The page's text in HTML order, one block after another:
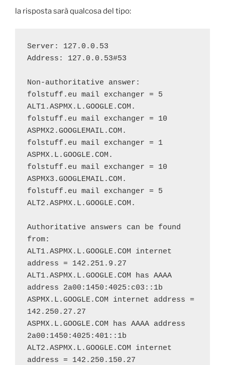
la risposta sarà qualcosa del tipo:
Server: 127.0.0.53
Address: 127.0.0.53#53
Non-authoritative answer:
folstuff.eu mail exchanger = 5
ALT1.ASPMX.L.GOOGLE.COM.
folstuff.eu mail exchanger = 10
ASPMX2.GOOGLEMAIL.COM.
folstuff.eu mail exchanger = 1
ASPMX.L.GOOGLE.COM.
folstuff.eu mail exchanger = 10
ASPMX3.GOOGLEMAIL.COM.
folstuff.eu mail exchanger = 5
ALT2.ASPMX.L.GOOGLE.COM.
Authoritative answers can be found
from:
ALT1.ASPMX.L.GOOGLE.COM internet
address = 142.251.9.27
ALT1.ASPMX.L.GOOGLE.COM has AAAA
address 2a00:1450:4025:c03::1b
ASPMX.L.GOOGLE.COM internet address =
142.250.27.27
ASPMX.L.GOOGLE.COM has AAAA address
2a00:1450:4025:401::1b
ALT2.ASPMX.L.GOOGLE.COM internet
address = 142.250.150.27